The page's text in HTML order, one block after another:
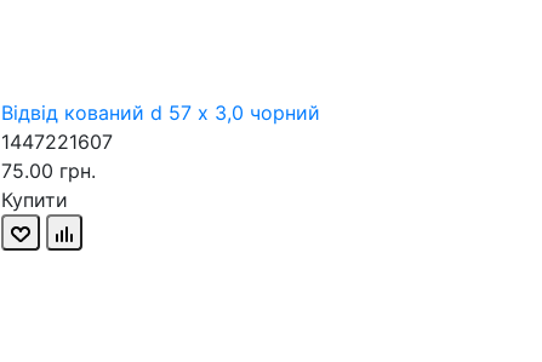
Відвід кований d 57 х 3,0 чорний
1447221607
75.00 грн.
Купити